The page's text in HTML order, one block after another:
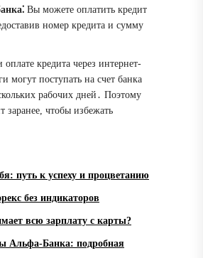
Вы можете оплатить кредит
номер кредита и сумму
кредита через интернет-
могут поступать на счет банка
рабочих дней․ Поэтому
заранее, чтобы избежать
путь к успеху и процветанию
без индикаторов
всю зарплату с карты?
Альфа-Банка: подробная